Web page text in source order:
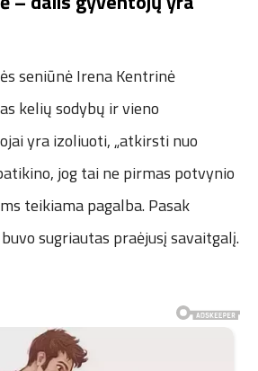
seniūnė Irena Kentrinė
kelių sodybų ir vieno
yra izoliuoti, „atkirsti nuo
jog tai ne pirmas potvynio
teikiama pagalba. Pasak
sugriautas praėjusį savaitgalį.